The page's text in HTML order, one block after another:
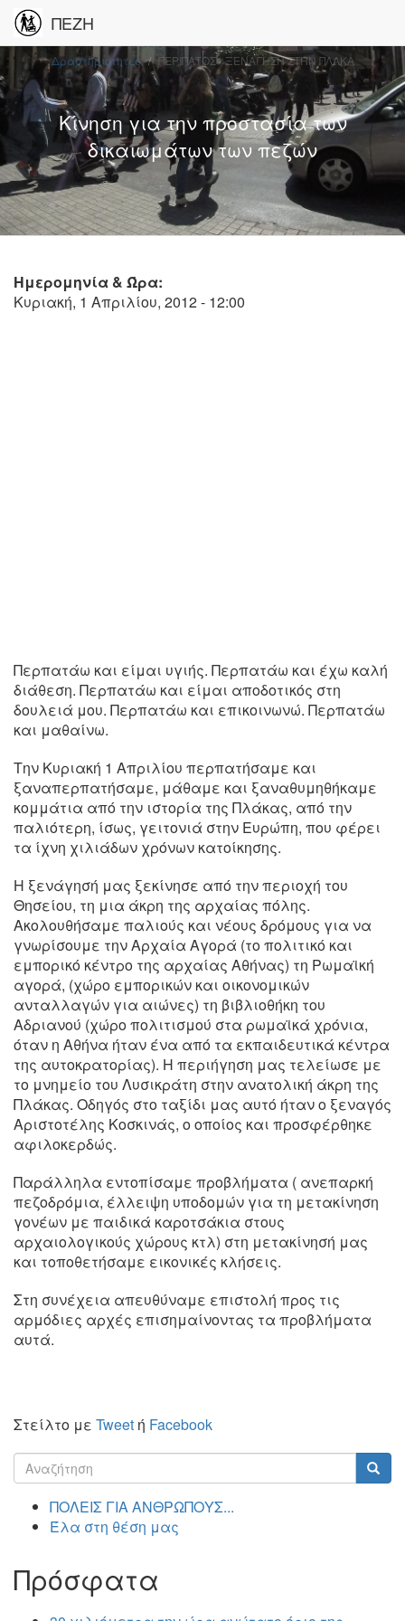
ΠΕΖΗ
Δραστηριότητες ΠΕΡΙΠΑΤΟΣ - ΞΕΝΑΓΗΣΗ ΣΤΗΝ ΠΛΑΚΑ
Κίνηση για την προστασία των
δικαιωμάτων των πεζών
Ημερομηνία & Ώρα:
Κυριακή, 1 Απριλίου, 2012 - 12:00
Περπατάω και είμαι υγιής. Περπατάω και έχω καλή
διάθεση. Περπατάω και είμαι αποδοτικός στη
δουλειά μου. Περπατάω και επικοινωνώ. Περπατάω
και μαθαίνω.
Την Κυριακή 1 Απριλίου περπατήσαμε και
ξαναπερπατήσαμε, μάθαμε και ξαναθυμηθήκαμε
κομμάτια από την ιστορία της Πλάκας, από την
παλιότερη, ίσως, γειτονιά στην Ευρώπη, που φέρει
τα ίχνη χιλιάδων χρόνων κατοίκησης.
Η ξενάγησή μας ξεκίνησε από την περιοχή του
Θησείου, τη μια άκρη της αρχαίας πόλης.
Ακολουθήσαμε παλιούς και νέους δρόμους για να
γνωρίσουμε την Αρχαία Αγορά (το πολιτικό και
εμπορικό κέντρο της αρχαίας Αθήνας) τη Ρωμαϊκή
αγορά, (χώρο εμπορικών και οικονομικών
ανταλλαγών για αιώνες) τη βιβλιοθήκη του
Αδριανού (χώρο πολιτισμού στα ρωμαϊκά χρόνια,
όταν η Αθήνα ήταν ένα από τα εκπαιδευτικά κέντρα
της αυτοκρατορίας). Η περιήγηση μας τελείωσε με
το μνημείο του Λυσικράτη στην ανατολική άκρη της
Πλάκας. Οδηγός στο ταξίδι μας αυτό ήταν ο ξεναγός
Αριστοτέλης Κοσκινάς, ο οποίος και προσφέρθηκε
αφιλοκερδώς.
Παράλληλα εντοπίσαμε προβλήματα ( ανεπαρκή
πεζοδρόμια, έλλειψη υποδομών για τη μετακίνηση
γονέων με παιδικά καροτσάκια στους
αρχαιολογικούς χώρους κτλ) στη μετακίνησή μας
και τοποθετήσαμε εικονικές κλήσεις.
Στη συνέχεια απευθύναμε επιστολή προς τις
αρμόδιες αρχές επισημαίνοντας τα προβλήματα
αυτά.
Στείλτο με Tweet ή Facebook
Φόρμα
αναζήτησης
ΠΟΛΕΙΣ ΓΙΑ ΑΝΘΡΩΠΟΥΣ...
Έλα στη θέση μας
Πρόσφατα